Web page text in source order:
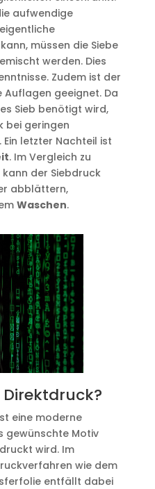
aufwendige
müssen die Siebe
werden. Dies
Zudem ist der
Auflagen geeignet. Da
Sieb benötigt wird,
bei geringen
letzter Nachteil ist
. Im Vergleich zu
der Siebdruck
abblättern,
Waschen.
eine moderne
gewünschte Motiv
wird. Im
wie dem
entfällt dabei